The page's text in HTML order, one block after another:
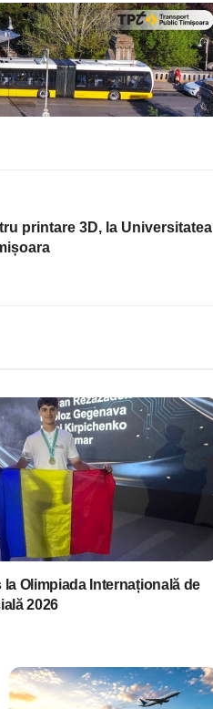
printare 3D, la Universitatea
Olimpiada Internațională de
2026